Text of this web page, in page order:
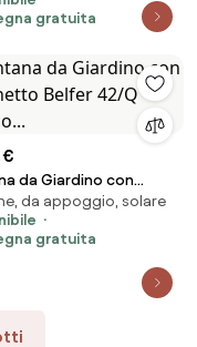
Bianco...
gratuita
€
da Giardino con
Belfer 42/Q Bianco...
da appoggio, solare
gratuita